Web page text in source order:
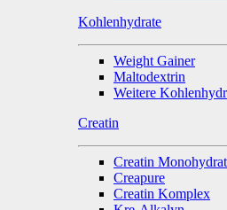
Kohlenhydrate
Weight Gainer
Maltodextrin
Weitere
Creatin
Creatin Monohydrat
Creapure
Creatin Komplex